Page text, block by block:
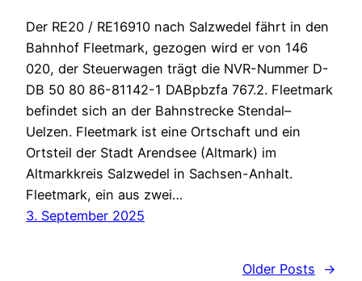
Der RE20 / RE16910 nach Salzwedel fährt in den
Bahnhof Fleetmark, gezogen wird er von 146
020, der Steuerwagen trägt die NVR-Nummer D-
DB 50 80 86-81142-1 DABpbzfa 767.2. Fleetmark
befindet sich an der Bahnstrecke Stendal–
Uelzen. Fleetmark ist eine Ortschaft und ein
Ortsteil der Stadt Arendsee (Altmark) im
Altmarkkreis Salzwedel in Sachsen-Anhalt.
Fleetmark, ein aus zwei…
3. September 2025
Older Posts →